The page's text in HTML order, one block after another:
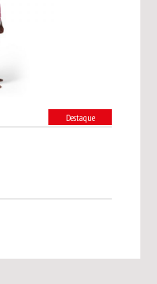
Destaque